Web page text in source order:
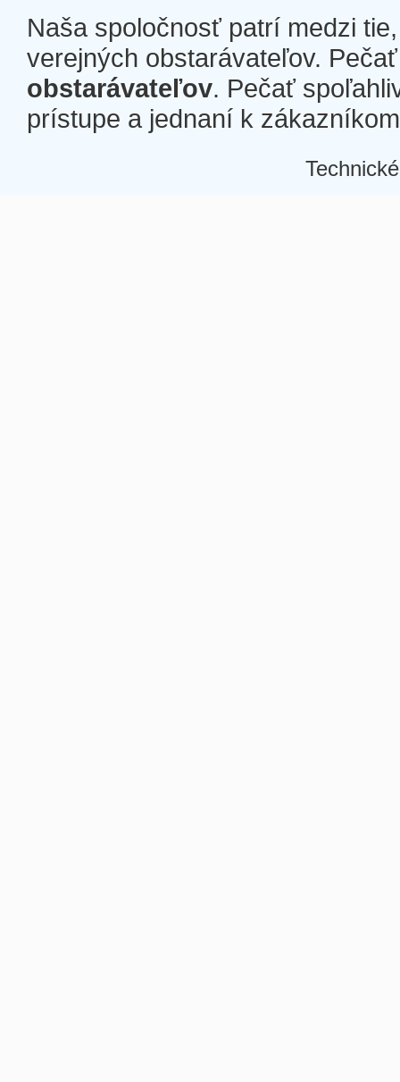
Naša spoločnosť patrí medzi
verejných obstarávateľov.
obstarávateľov. Pečať
prístupe a jednaní k